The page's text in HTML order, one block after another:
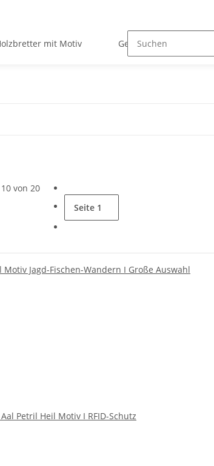
mit Motiv Geschäftskunden
von 20
Seite 1
Motiv Jagd-Fischen-Wandern I Große Auswahl
Petril Heil Motiv I RFID-Schutz